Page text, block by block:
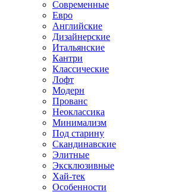
Современные
Евро
Английские
Дизайнерские
Итальянские
Кантри
Классические
Лофт
Модерн
Прованс
Неоклассика
Минимализм
Под старину
Скандинавские
Элитные
Эксклюзивные
Хай-тек
Особенности